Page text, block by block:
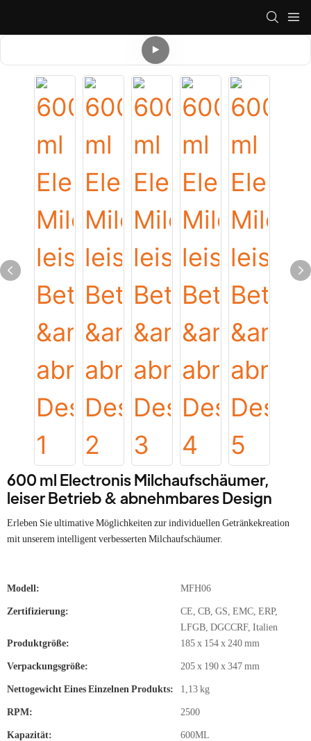
600 ml Electronis Milchaufschäumer,
leiser Betrieb & abnehmbares Design
Erleben Sie ultimative Möglichkeiten zur individuellen Getränkekreation
mit unserem intelligent verbesserten Milchaufschäumer.
Modell: MFH06
Zertifizierung:
CE, CB, GS, EMC, ERP,
LFGB, DGCCRF, Italien
Produktgröße:
185 x 154 x 240 mm
Verpackungsgröße: 205 x 190 x 347 mm
Nettogewicht Eines Einzelnen Produkts: 1,13 kg
RPM: 2500
Kapazität: 600ML